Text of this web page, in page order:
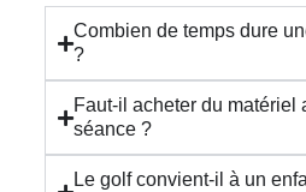
Combien de temps dure
?
Faut-il acheter du matériel
séance ?
Le golf convient-il à un